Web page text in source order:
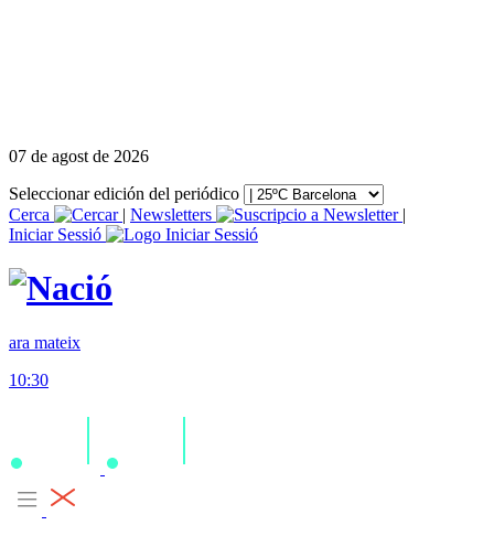
07 de agost de 2026
Seleccionar edición del periódico
Cerca
| Newsletters
|
Iniciar Sessió
ara mateix
10:30